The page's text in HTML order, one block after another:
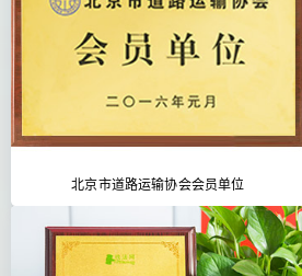
北京市道路运输协会会员单位